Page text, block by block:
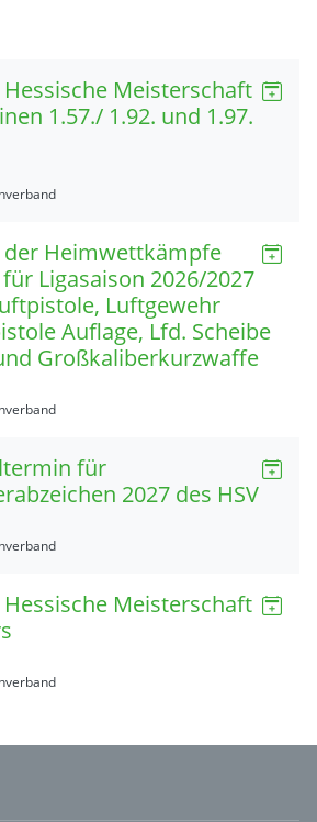
Meisterschaft
1.57./ 1.92. und 1.97.
der Heimwettkämpfe
Ligasaison 2026/2027
Luftgewehr
Auflage, Lfd. Scheibe
Großkaliberkurzwaffe
für
2027 des HSV
Meisterschaft